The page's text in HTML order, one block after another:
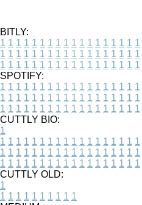
BITLY:
1 1 1 1 1 1 1 1 1 1 1 1 1 1 1 1 1 1
1 1 1 1 1 1 1 1 1 1 1 1 1 1 1 1 1 1
1 1 1 1 1 1 1 1 1 1 1 1 1 1 1 1 1 1
SPOTIFY:
1 1 1 1 1 1 1 1 1 1 1 1 1 1 1 1 1 1
1 1 1 1 1 1 1 1 1 1 1 1 1 1 1 1 1 1
1 1 1 1 1 1 1 1 1 1 1 1 1 1 1 1 1 1
CUTTLY BIO:
1
1 1 1 1 1 1 1 1 1 1 1 1 1 1 1 1 1 1
1 1 1 1 1 1 1 1 1 1 1 1 1 1 1 1 1 1
1 1 1 1 1 1 1 1 1 1 1 1 1 1 1 1 1 1
CUTTLY OLD:
1
1 1 1 1 1 1 1 1 1 1